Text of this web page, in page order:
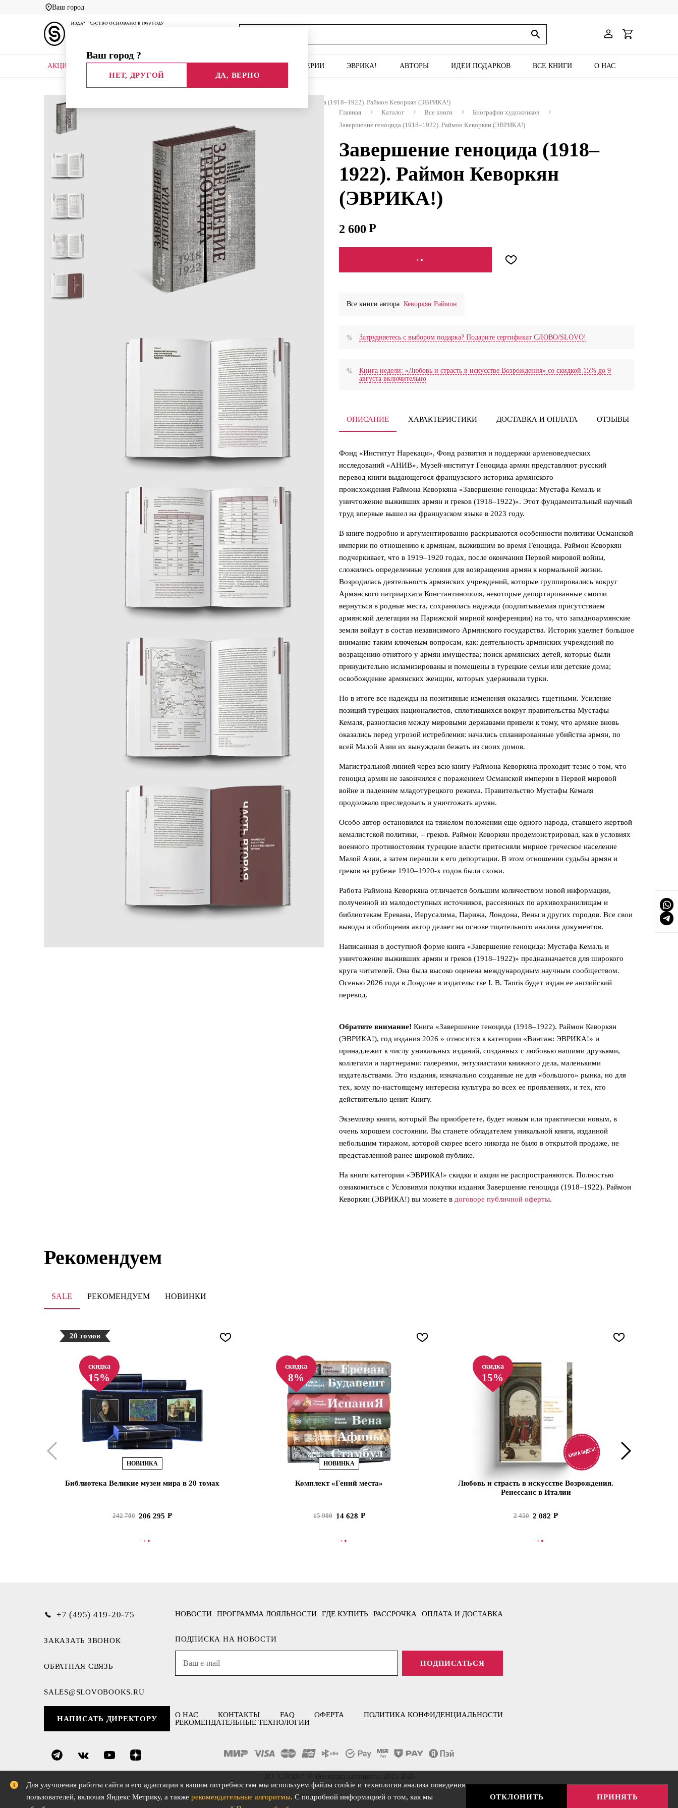
Ваш город
Ваш город ?
НЕТ, ДРУГОЙ ДА, ВЕРНО
АКЦИИ СЕРИИ ЭВРИКА! АВТОРЫ ИДЕИ ПОДАРКОВ ВСЕ КНИГИ О НАС
Главная
Завершение геноцида (1918–1922). Раймон Кеворкян (ЭВРИКА!)
Главная
Каталог Все книги
Биографии художников
Завершение геноцида (1918–1922). Раймон Кеворкян (ЭВРИКА!)
Завершение геноцида (1918–
1922). Раймон Кеворкян
(ЭВРИКА!)
2 600
В КОРЗИНУ
Все книги автора Кеворкян Раймон
Затрудняетесь с выбором подарка? Подарите сертификат СЛОВО/SLOVO!
Книга недели: «Любовь и страсть в искусстве Возрождения» со скидкой 15% до 9
августа включительно
ОПИСАНИЕ ХАРАКТЕРИСТИКИ ДОСТАВКА И ОПЛАТА ОТЗЫВЫ
Фонд «Институт Нарекаци», Фонд развития и поддержки арменоведческих
исследований «АНИВ», Музей-институт Геноцида армян представляют русский
перевод книги выдающегося французского историка армянского
происхождения Раймона Кеворкяна «Завершение геноцида: Мустафа Кемаль и
уничтожение выживших армян и греков (1918–1922)». Этот фундаментальный научный
труд впервые вышел на французском языке в 2023 году.
В книге подробно и аргументированно раскрываются особенности политики Османской
империи по отношению к армянам, выжившим во время Геноцида. Раймон Кеворкян
подчеркивает, что в 1919–1920 годах, после окончания Первой мировой войны,
сложились определенные условия для возвращения армян к нормальной жизни.
Возродилась деятельность армянских учреждений, которые группировались вокруг
Армянского патриархата Константинополя, некоторые депортированные смогли
вернуться в родные места, сохранялась надежда (подпитываемая присутствием
армянской делегации на Парижской мирной конференции) на то, что западноармянские
земли войдут в состав независимого Армянского государства. Историк уделяет большое
внимание таким ключевым вопросам, как: деятельность армянских учреждений по
возращению отнятого у армян имущества; поиск армянских детей, которые были
принудительно исламизированы и помещены в турецкие семьи или детские дома;
освобождение армянских женщин, которых удерживали турки.
Но в итоге все надежды на позитивные изменения оказались тщетными. Усиление
позиций турецких националистов, сплотившихся вокруг правительства Мустафы
Кемаля, разногласия между мировыми державами привели к тому, что армяне вновь
оказались перед угрозой истребления: начались спланированные убийства армян, по
всей Малой Азии их вынуждали бежать из своих домов.
Магистральной линией через всю книгу Раймона Кеворкяна проходит тезис о том, что
геноцид армян не закончился с поражением Османской империи в Первой мировой
войне и падением младотурецкого режима. Правительство Мустафы Кемаля
продолжало преследовать и уничтожать армян.
Особо автор остановился на тяжелом положении еще одного народа, ставшего жертвой
кемалистской политики, – греков. Раймон Кеворкян продемонстрировал, как в условиях
военного противостояния турецкие власти притесняли мирное греческое население
Малой Азии, а затем перешли к его депортации. В этом отношении судьбы армян и
греков на рубеже 1910–1920-х годов были схожи.
Работа Раймона Кеворкяна отличается большим количеством новой информации,
полученной из малодоступных источников, рассеянных по архивохранилищам и
библиотекам Еревана, Иерусалима, Парижа, Лондона, Вены и других городов. Все свои
выводы и обобщения автор делает на основе тщательного анализа документов.
Написанная в доступной форме книга «Завершение геноцида: Мустафа Кемаль и
уничтожение выживших армян и греков (1918–1922)» предназначается для широкого
круга читателей. Она была высоко оценена международным научным сообществом.
Осенью 2026 года в Лондоне в издательстве I. B. Tauris будет издан ее английский
перевод.
Обратите внимание! Книга «Завершение геноцида (1918–1922). Раймон Кеворкян
(ЭВРИКА!), год издания 2026 » относится к категории «Винтаж: ЭВРИКА!» и
принадлежит к числу уникальных изданий, созданных с любовью нашими друзьями,
коллегами и партнерами: галереями, энтузиастами книжного дела, маленькими
издательствами. Это издания, изначально созданные не для «большого» рынка, но для
тех, кому по-настоящему интересна культура во всех ее проявлениях, и тех, кто
действительно ценит Книгу.
Экземпляр книги, который Вы приобретете, будет новым или практически новым, в
очень хорошем состоянии. Вы станете обладателем уникальной книги, изданной
небольшим тиражом, которой скорее всего никогда не было в открытой продаже, не
представленной ранее широкой публике.
На книги категории «ЭВРИКА!» скидки и акции не распространяются. Полностью
ознакомиться с Условиями покупки издания Завершение геноцида (1918–1922). Раймон
Кеворкян (ЭВРИКА!) вы можете в договоре публичной оферты.
Рекомендуем
SALE РЕКОМЕНДУЕМ НОВИНКИ
20 томов
скидка
15%
НОВИНКА
Библиотека Великие музеи мира в 20 томах
242 700 206 295
В КОРЗИНУ
скидка
8%
НОВИНКА
Комплект «Гений места»
15 900 14 628
В КОРЗИНУ
скидка
15%
Любовь и страсть в искусстве Возрождения.
Ренессанс в Италии
2 450 2 082
В КОРЗИНУ
НОВОСТИ ПРОГРАММА ЛОЯЛЬНОСТИ ГДЕ КУПИТЬ РАССРОЧКА ОПЛАТА И ДОСТАВКА
ПОДПИСКА НА НОВОСТИ
ПОДПИСАТЬСЯ
О НАС КОНТАКТЫ FAQ ОФЕРТА
ПОЛИТИКА КОНФИДЕНЦИАЛЬНОСТИ
РЕКОМЕНДАТЕЛЬНЫЕ ТЕХНОЛОГИИ
+7 (495) 419-20-75
ЗАКАЗАТЬ ЗВОНОК
ОБРАТНАЯ СВЯЗЬ
SALES@SLOVOBOOKS.RU
НАПИСАТЬ ДИРЕКТОРУ
Для улучшения работы сайта и его адаптации к вашим потребностям мы используем файлы cookie и технологии анализа поведения
пользователей, включая Яндекс Метрику, а также рекомендательные алгоритмы. С подробной информацией о том, как мы
ОТКЛОНИТЬ ПРИНЯТЬ